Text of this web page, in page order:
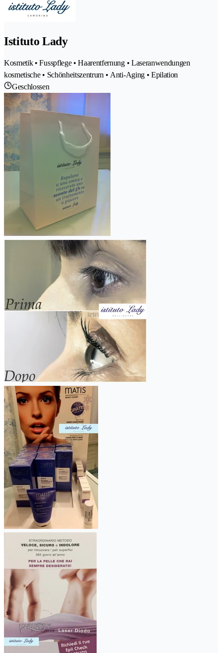
Istituto Lady
Kosmetik • Fusspflege • Haarentfernung • Laseranwendungen
kosmetische • Schönheitszentrum • Anti-Aging • Epilation
Geschlossen